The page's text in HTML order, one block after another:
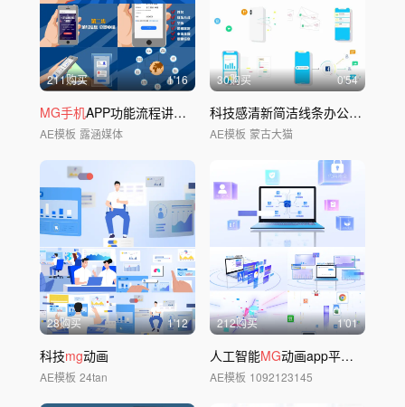
211购买 1'16
MG手机APP功能流程讲解操作
AE模板 露涵媒体
30购买 0'54
科技感清新简洁线条办公
手机
AE模板 蒙古大猫
28购买 1'12
科技mg动画
AE模板 24tan
212购买 1'01
人工智能MG动画app平台介绍
AE模板 1092123145